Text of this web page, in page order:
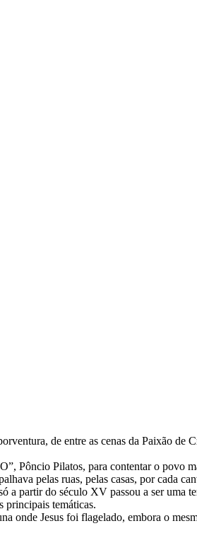
de entre as cenas da Paixão
Pôncio Pilatos, para contentar o povo
pelas ruas, pelas casas, por cada
a partir do século XV passou a ser
principais temáticas.
onde Jesus foi flagelado, embora o